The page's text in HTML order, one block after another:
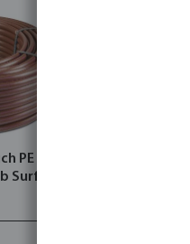
PE 4 bar
Surface